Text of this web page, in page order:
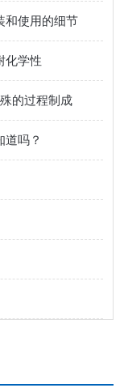
和使用的细节
化学性
的过程制成
道吗？